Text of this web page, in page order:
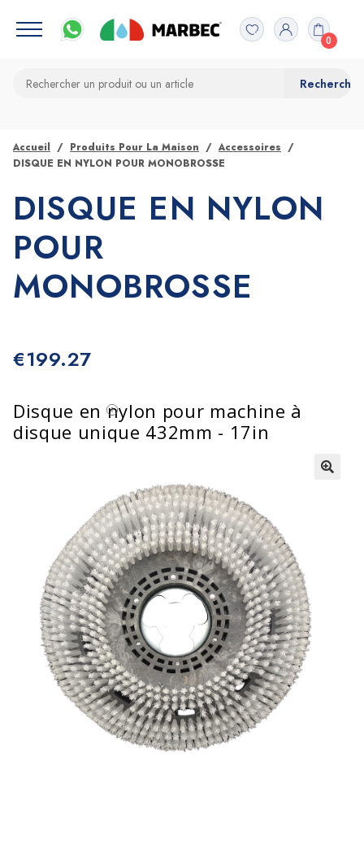
0
Accueil Produits Pour La Maison
Accessoires
DISQUE EN NYLON POUR MONOBROSSE
DISQUE EN NYLON
POUR
MONOBROSSE
€199.27
Disque en nylon pour machine à
disque unique 432mm - 17in